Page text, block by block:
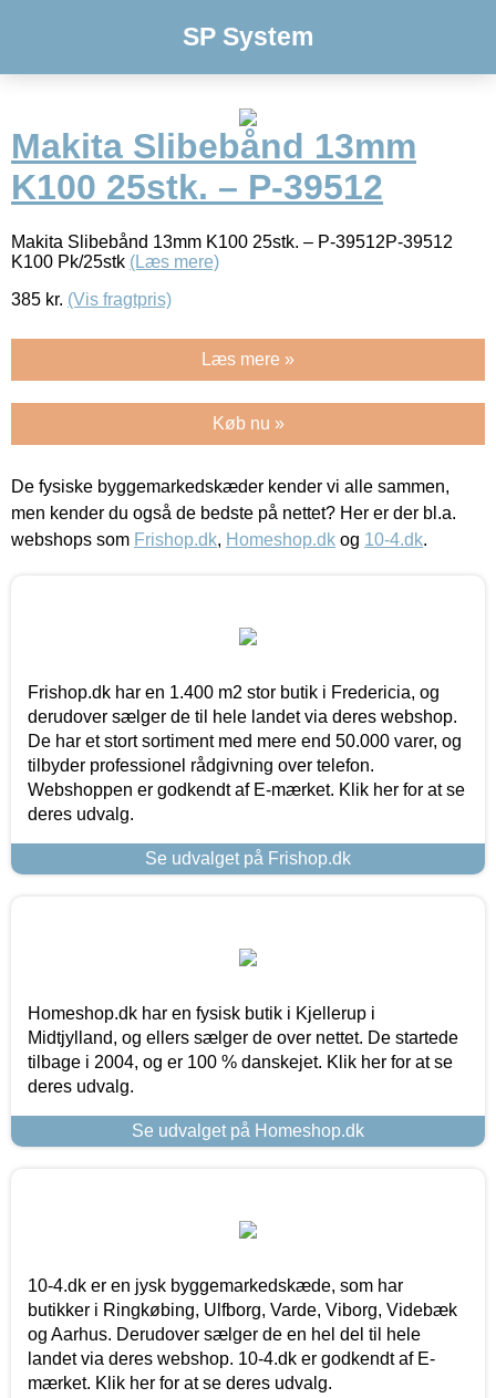
SP System
Makita Slibebånd 13mm
K100 25stk. – P-39512
Makita Slibebånd 13mm K100 25stk. – P-39512P-39512
K100 Pk/25stk (Læs mere)
385 kr. (Vis fragtpris)
Læs mere »
Køb nu »
De fysiske byggemarkedskæder kender vi alle sammen,
men kender du også de bedste på nettet? Her er der bl.a.
webshops som Frishop.dk, Homeshop.dk og 10-4.dk.
Frishop.dk har en 1.400 m2 stor butik i Fredericia, og
derudover sælger de til hele landet via deres webshop.
De har et stort sortiment med mere end 50.000 varer, og
tilbyder professionel rådgivning over telefon.
Webshoppen er godkendt af E-mærket. Klik her for at se
deres udvalg.
Se udvalget på Frishop.dk
Homeshop.dk har en fysisk butik i Kjellerup i
Midtjylland, og ellers sælger de over nettet. De startede
tilbage i 2004, og er 100 % danskejet. Klik her for at se
deres udvalg.
Se udvalget på Homeshop.dk
10-4.dk er en jysk byggemarkedskæde, som har
butikker i Ringkøbing, Ulfborg, Varde, Viborg, Videbæk
og Aarhus. Derudover sælger de en hel del til hele
landet via deres webshop. 10-4.dk er godkendt af E-
mærket. Klik her for at se deres udvalg.